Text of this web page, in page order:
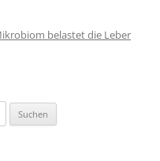
belastet die Leber